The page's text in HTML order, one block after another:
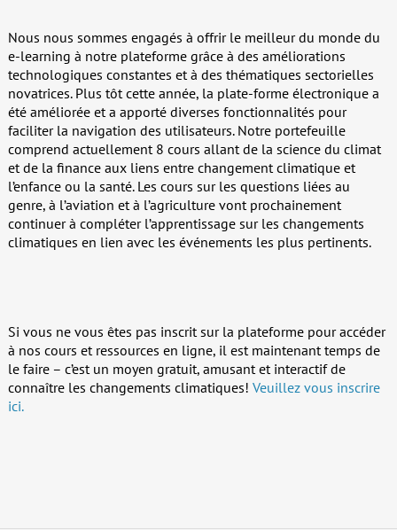
Nous nous sommes engagés à offrir le meilleur du monde du
e-learning à notre plateforme grâce à des améliorations
technologiques constantes et à des thématiques sectorielles
novatrices. Plus tôt cette année, la plate-forme électronique a
été améliorée et a apporté diverses fonctionnalités pour
faciliter la navigation des utilisateurs. Notre portefeuille
comprend actuellement 8 cours allant de la science du climat
et de la finance aux liens entre changement climatique et
l’enfance ou la santé. Les cours sur les questions liées au
genre, à l’aviation et à l’agriculture vont prochainement
continuer à compléter l’apprentissage sur les changements
climatiques en lien avec les événements les plus pertinents.
Si vous ne vous êtes pas inscrit sur la plateforme pour accéder
à nos cours et ressources en ligne, il est maintenant temps de
le faire – c’est un moyen gratuit, amusant et interactif de
connaître les changements climatiques! Veuillez vous inscrire
ici.